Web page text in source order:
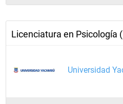
Licenciatura en Psicología
Universidad